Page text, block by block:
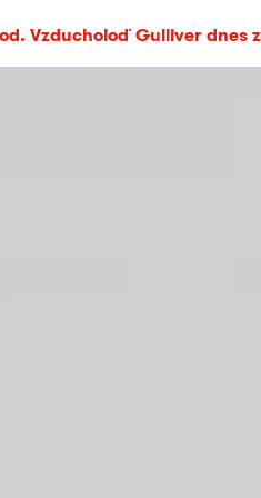
Vzducholoď Gulliver dnes